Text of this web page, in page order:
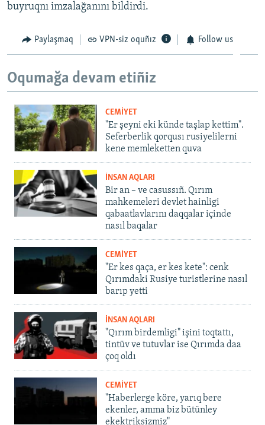
buyruqnı imzalağanını bildirdi.
Paylaşmaq VPN-siz oquñız Follow us
Oqumağa devam etiñiz
CEMİYET
"Er şeyni eki künde taşlap kettim".
Seferberlik qorqusı rusiyelilerni
kene memleketten quva
İNSAN AQLARI
Bir an – ve casussıñ. Qırım
mahkemeleri devlet hainligi
qabaatlavlarını daqqalar içinde
nasıl baqalar
CEMİYET
"Er kes qaça, er kes kete": cenk
Qırımdaki Rusiye turistlerine nasıl
barıp yetti
İNSAN AQLARI
"Qırım birdemligi" işini toqtattı,
tintüv ve tutuvlar ise Qırımda daa
çoq oldı
CEMİYET
"Haberlerge köre, yarıq bere
ekenler, amma biz bütünley
ekektriksizmiz"